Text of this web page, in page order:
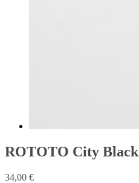
ROTOTO City Black
34,00 €